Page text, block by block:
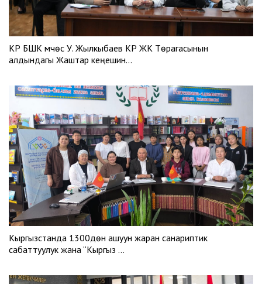
КР БШК мүчөсү У. Жылкыбаев КР ЖК Төрагасынын
алдындагы Жаштар кеңешин…
Кыргызстанда 1300дөн ашуун жаран санариптик
сабаттуулук жана “Кыргыз …